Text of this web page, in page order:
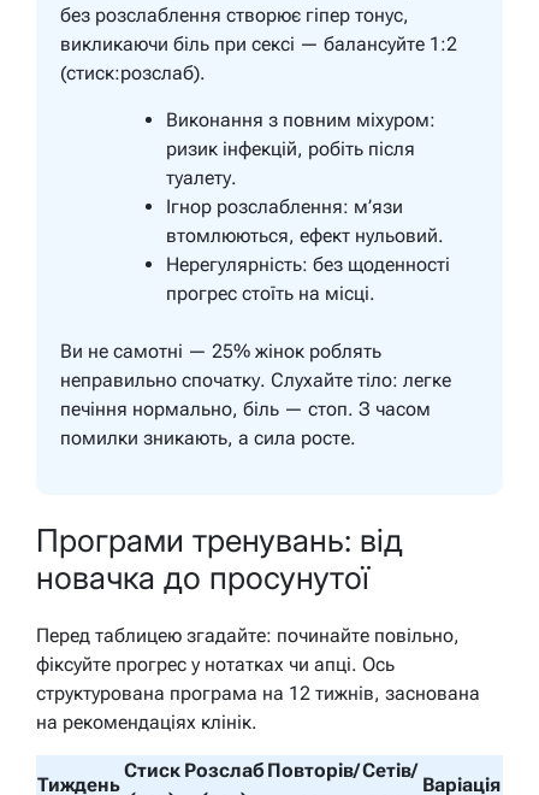
без розслаблення створює гіпер тонус,
викликаючи біль при сексі — балансуйте 1:2
(стиск:розслаб).
Виконання з повним міхуром:
ризик інфекцій, робіть після
туалету.
Ігнор розслаблення: м’язи
втомлюються, ефект нульовий.
Нерегулярність: без щоденності
прогрес стоїть на місці.
Ви не самотні — 25% жінок роблять
неправильно спочатку. Слухайте тіло: легке
печіння нормально, біль — стоп. З часом
помилки зникають, а сила росте.
Програми тренувань: від
новачка до просунутої
Перед таблицею згадайте: починайте повільно,
фіксуйте прогрес у нотатках чи апці. Ось
структурована програма на 12 тижнів, заснована
на рекомендаціях клінік.
Тиждень
Стиск Розслаб Повторів/Сетів/
Варіація